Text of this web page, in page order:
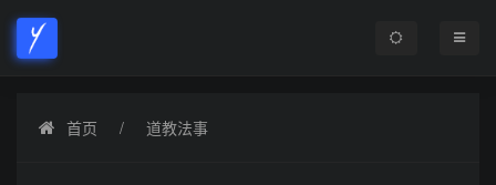
首页 道教法事